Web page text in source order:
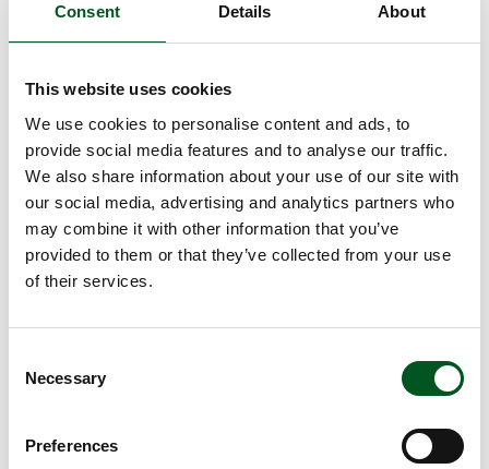
Consent Details About
This website uses cookies
We use cookies to personalise content and ads, to
provide social media features and to analyse our traffic.
We also share information about your use of our site with
our social media, advertising and analytics partners who
may combine it with other information that you’ve
provided to them or that they’ve collected from your use
of their services.
Selection
Necessary
Preferences
wobei junge Sauen stets mehr Futter benötigen als
ausgewachsene. Generell sollten Sauen mit Blick
mager sein. Zusätzliche Nährstoff- und
Energiezufuhr sorgt bei tragenden Sauen für die
gesunde Entwicklung der Föten, bei säugenden
Sauen für die notwendige Milchproduktion. All dies
wird durch gezielte Fütterung berücksichtigt.
Ein weiterer wichtiger Punkt ist ständiger Zugang
zu frischem Wasser.